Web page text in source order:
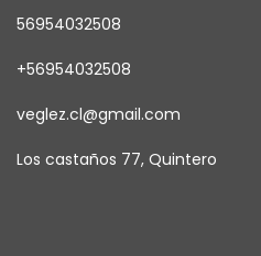
56954032508
+56954032508
veglez.cl@gmail.com
Los castaños 77, Quintero